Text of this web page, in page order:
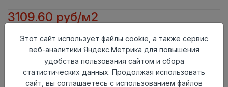
3109.60 руб/м2
Класс
33кл
АктуальностьАктуален
10мм
Размер
доски
1380×159мм
Этот сайт использует файлы cookie, а также сервис
веб-аналитики Яндекс.Метрика для повышения
удобства пользования сайтом и сбора
статистических данных. Продолжая использовать
сайт, вы соглашаетесь с использованием файлов